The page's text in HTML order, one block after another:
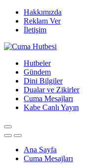
Hakkımızda
Reklam Ver
İletişim
Hutbeler
Gündem
Dini Bilgiler
Dualar ve Zikirler
Cuma Mesajları
Kabe Canlı Yayın
Ana Sayfa
Cuma Mesajları